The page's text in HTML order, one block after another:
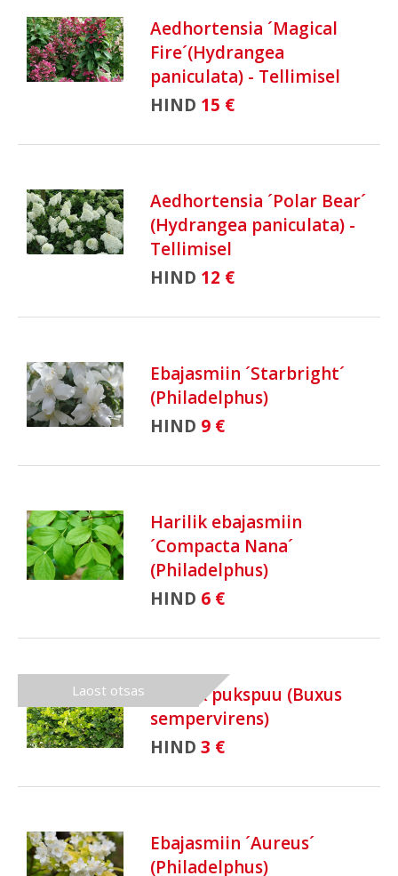
Aedhortensia ´Magical
Fire´(Hydrangea
paniculata) - Tellimisel
HIND 15 €
Aedhortensia ´Polar Bear´
(Hydrangea paniculata) -
Tellimisel
HIND 12 €
Ebajasmiin ´Starbright´
(Philadelphus)
HIND 9 €
Harilik ebajasmiin
´Compacta Nana´
(Philadelphus)
HIND 6 €
Laost otsas
Harilik pukspuu (Buxus
sempervirens)
HIND 3 €
Ebajasmiin ´Aureus´
(Philadelphus)